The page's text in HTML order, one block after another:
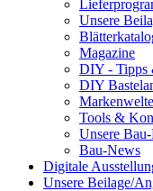
Unsere
Magazine
DIY - Tipps
DIY
Tools &
Unsere
Bau-News
Digitale
Unsere Beilage/